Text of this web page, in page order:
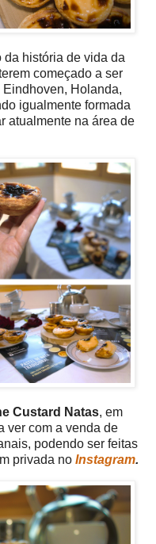
da história de vida da
começado a ser
Holanda,
igualmente formada
atualmente na área de
Custard Natas, em
ver com a venda de
podendo ser feitas
privada no Instagram.